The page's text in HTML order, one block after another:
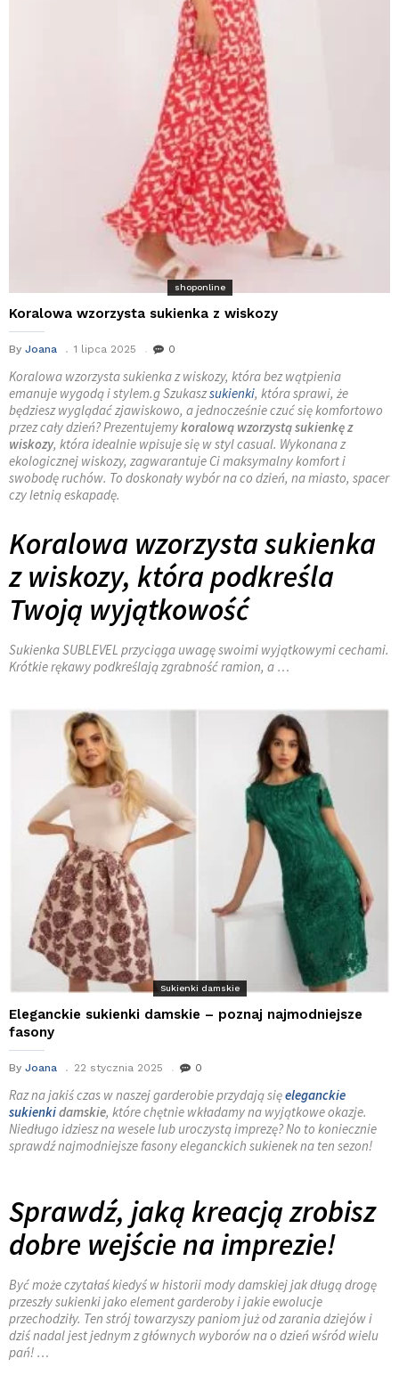
shoponline
Koralowa wzorzysta sukienka z wiskozy
By Joana 1 lipca 2025 0
Koralowa wzorzysta sukienka z wiskozy, która bez wątpienia
emanuje wygodą i stylem.g Szukaszsukienki, która sprawi, że
będziesz wyglądać zjawiskowo, a jednocześnie czuć się komfortowo
przez cały dzień? Prezentujemykoralową wzorzystą sukienkę z
wiskozy, która idealnie wpisuje się w styl casual. Wykonana z
ekologicznej wiskozy, zagwarantuje Ci maksymalny komfort i
swobodę ruchów. To doskonały wybór na co dzień, na miasto, spacer
czy letnią eskapadę.
Koralowa wzorzysta sukienka
z wiskozy, która podkreśla
Twoją wyjątkowość
Sukienka SUBLEVEL przyciąga uwagę swoimi wyjątkowymi cechami.
Krótkie rękawy podkreślają zgrabność ramion, a …
Sukienki damskie
Eleganckie sukienki damskie – poznaj najmodniejsze
fasony
By Joana 22 stycznia 2025 0
Raz na jakiś czas w naszej garderobie przydają sięeleganckie
sukienkidamskie, które chętnie wkładamy na wyjątkowe okazje.
Niedługo idziesz na wesele lub uroczystą imprezę? No to koniecznie
sprawdź najmodniejsze fasony eleganckich sukienek na ten sezon!
Sprawdź, jaką kreacją zrobisz
dobre wejście na imprezie!
Być może czytałaś kiedyś w historii mody damskiej jak długą drogę
przeszły sukienki jako element garderoby i jakie ewolucje
przechodziły. Ten strój towarzyszy paniom już od zarania dziejów i
dziś nadal jest jednym z głównych wyborów na o dzień wśród wielu
pań! …